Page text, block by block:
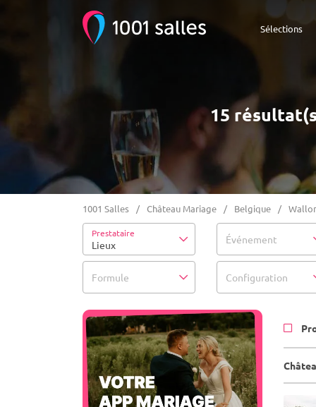
Sélections
15
1001 Salles Château Mariage Belgique
Prestataire
Lieux Événement
Formule Configuration